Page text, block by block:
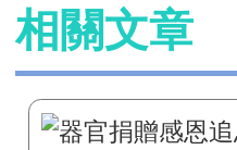
相關文章